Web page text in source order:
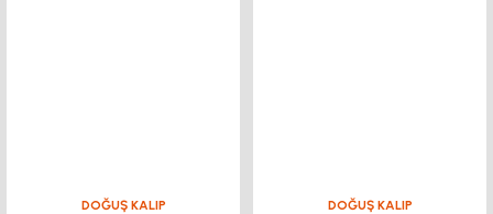
DOĞUŞ KALIP
DOĞUŞ KALIP